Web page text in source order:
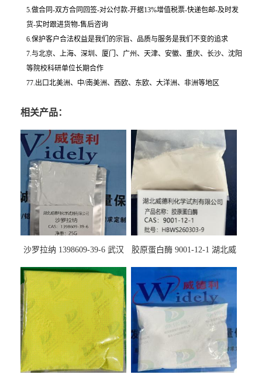
5.做合同-双方合同回签-对公付款-开据13%增值税票-快递包邮-及时发
货-实时跟进货物-售后咨询
6.保护客户合法权益是我们的宗旨、品质与服务是我们不变的追求
7.与北京、上海、深圳、厦门、广州、天津、安徽、重庆、长沙、沈阳
等院校科研单位长期合作
77.出口北美洲、中/南美洲、西欧、东欧、大洋洲、非洲等地区
相关产品：
沙罗拉纳 1398609-39-6 武汉
胶原蛋白酶 9001-12-1 湖北威